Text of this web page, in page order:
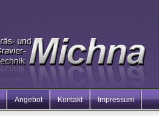
Angebot Kontakt Impressum